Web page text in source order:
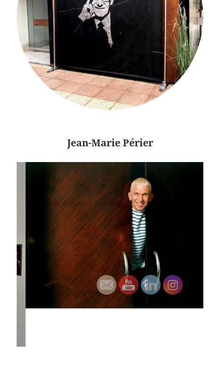
Jean-Marie Périer